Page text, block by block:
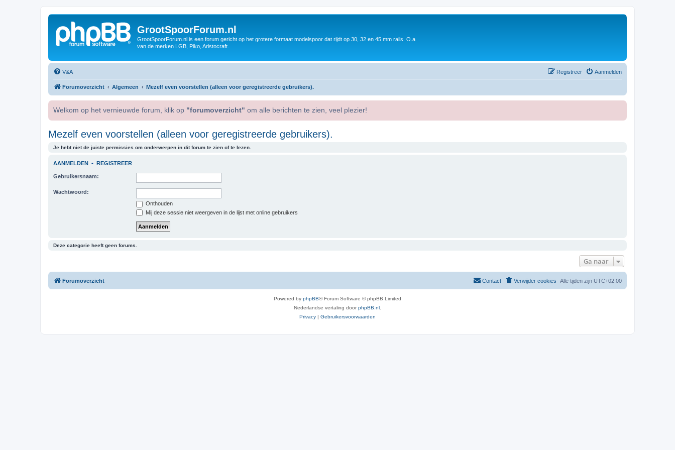
GrootSpoorForum.nl
GrootSpoorForum.nl is een forum gericht op het grotere formaat modelspoor dat rijdt op 30, 32 en 45 mm rails. O.a
van de merken LGB, Piko, Aristocraft.
V&A Aanmelden
Registreer
Forumoverzicht Algemeen Mezelf even voorstellen (alleen voor geregistreerde gebruikers).
Welkom op het vernieuwde forum, klik op "forumoverzicht" om alle berichten te zien, veel plezier!
Mezelf even voorstellen (alleen voor geregistreerde gebruikers).
Je hebt niet de juiste permissies om onderwerpen in dit forum te zien of te lezen.
AANMELDEN • REGISTREER
Gebruikersnaam:
Wachtwoord:
Onthouden
Mij deze sessie niet weergeven in de lijst met online gebruikers
Deze categorie heeft geen forums.
Ga naar
Forumoverzicht Alle tijden zijn UTC+02:00
Verwijder cookies
Contact
Powered by phpBB® Forum Software © phpBB Limited
Nederlandse vertaling doorphpBB.nl.
Privacy | Gebruikersvoorwaarden